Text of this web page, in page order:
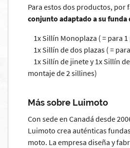
Para estos dos productos, por
conjunto adaptado a su funda
1x Sillín Monoplaza ( = para
1x Sillín de dos plazas ( =
1x Sillín de jinete y 1x Sillín
montaje de 2 sillines)
Más sobre Luimoto
Con sede en Canadá desde
Luimoto crea auténticas
moto. La empresa diseña y